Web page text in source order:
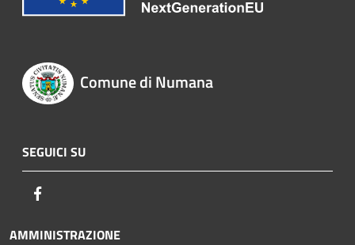
Comune di Numana
SEGUICI SU
AMMINISTRAZIONE